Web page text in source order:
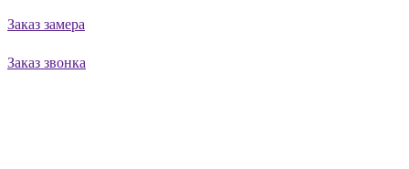
Заказ замера
Заказ звонка